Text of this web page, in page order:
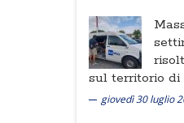
sul territorio di
giovedì 30 luglio